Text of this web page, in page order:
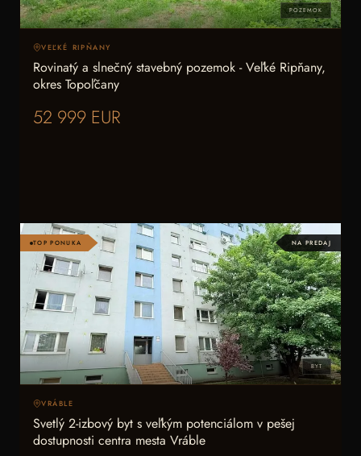
POZEMOK
VEĽKÉ RIPŇANY
Rovinatý a slnečný stavebný pozemok - Veľké Ripňany,
okres Topoľčany
52 999 EUR
TOP PONUKA NA PREDAJ
BYT
VRÁBLE
Svetlý 2-izbový byt s veľkým potenciálom v pešej
dostupnosti centra mesta Vráble